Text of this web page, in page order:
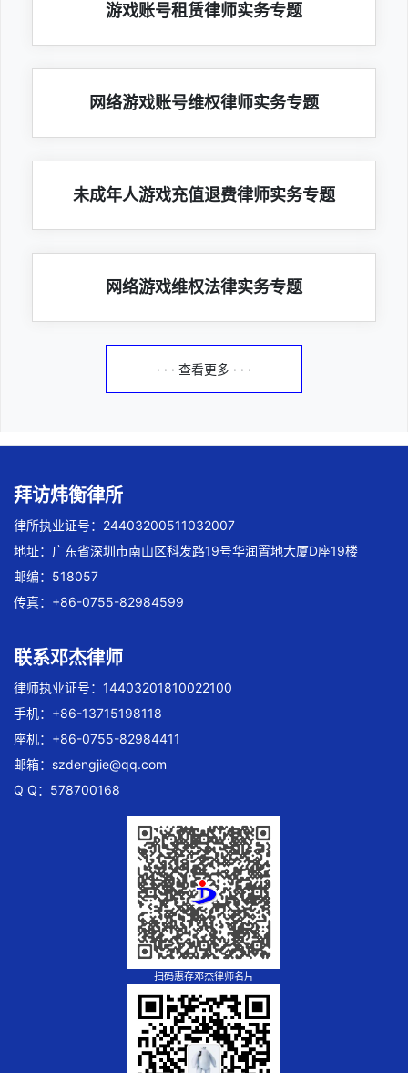
游戏账号租赁律师实务专题
网络游戏账号维权律师实务专题
未成年人游戏充值退费律师实务专题
网络游戏维权法律实务专题
· · · 查看更多 · · ·
拜访炜衡律所
律所执业证号：24403200511032007
地址：广东省深圳市南山区科发路19号华润置地大厦D座19楼
邮编：518057
传真：+86-0755-82984599
联系邓杰律师
律师执业证号：14403201810022100
手机：+86-13715198118
座机：+86-0755-82984411
邮箱： szdengjie@qq.com
Q Q：578700168
扫码惠存邓杰律师名片